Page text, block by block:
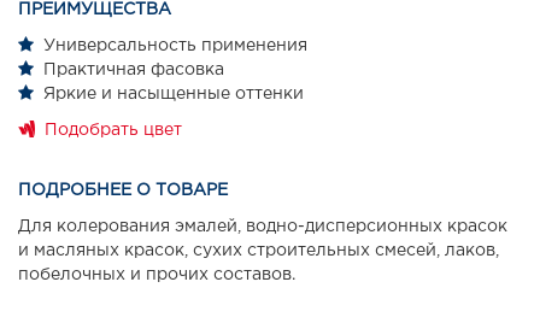
ПРЕИМУЩЕСТВА
Универсальность применения
Практичная фасовка
Яркие и насыщенные оттенки
Подобрать цвет
ПОДРОБНЕЕ О ТОВАРЕ
Для колерования эмалей, водно-дисперсионных красок
и масляных красок, сухих строительных смесей, лаков,
побелочных и прочих составов.